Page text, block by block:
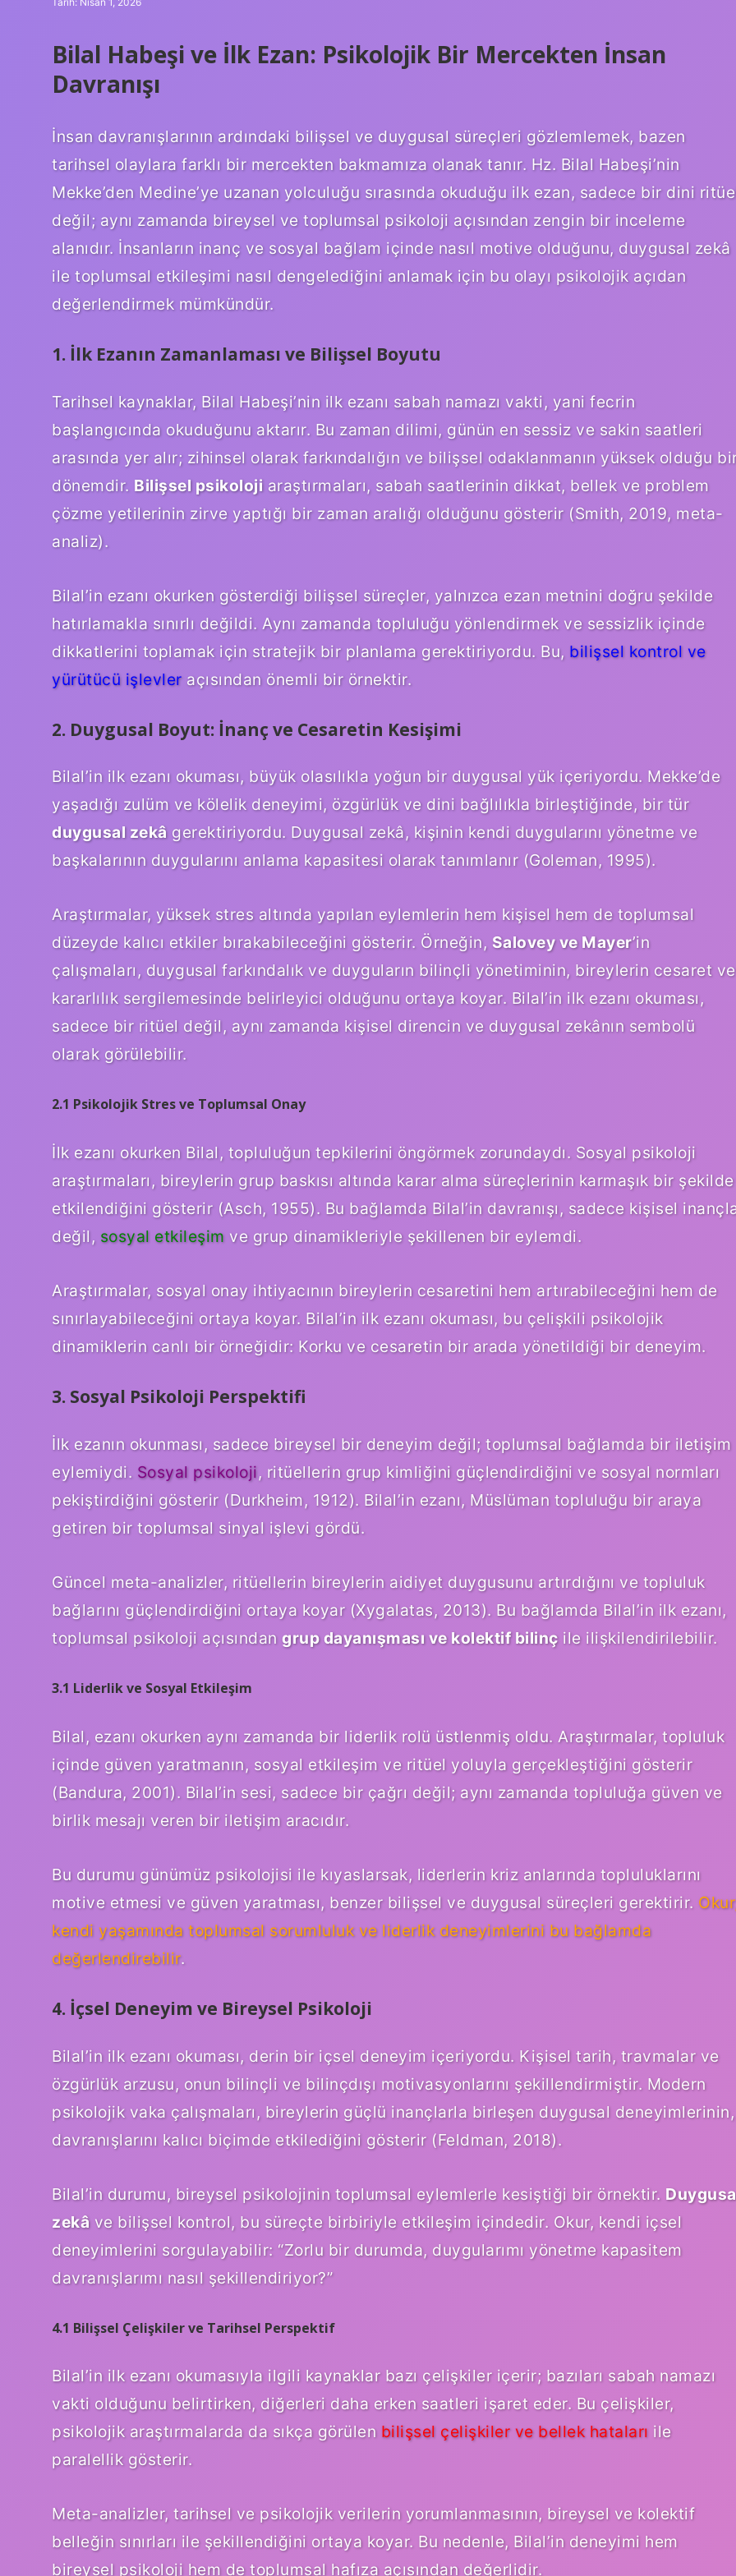
Bilal Habeşi ve İlk Ezan: Psikolojik Bir Mercekten İnsan
Davranışı
İnsan davranışlarının ardındaki bilişsel ve duygusal süreçleri gözlemlemek, bazen
tarihsel olaylara farklı bir mercekten bakmamıza olanak tanır. Hz. Bilal Habeşi’nin
Mekke’den Medine’ye uzanan yolculuğu sırasında okuduğu ilk ezan, sadece bir dini
değil; aynı zamanda bireysel ve toplumsal psikoloji açısından zengin bir inceleme
alanıdır. İnsanların inanç ve sosyal bağlam içinde nasıl motive olduğunu, duygusal zekâ
ile toplumsal etkileşimi nasıl dengelediğini anlamak için bu olayı psikolojik açıdan
değerlendirmek mümkündür.
1. İlk Ezanın Zamanlaması ve Bilişsel Boyutu
Tarihsel kaynaklar, Bilal Habeşi’nin ilk ezanı sabah namazı vakti, yani fecrin
başlangıcında okuduğunu aktarır. Bu zaman dilimi, günün en sessiz ve sakin saatleri
arasında yer alır; zihinsel olarak farkındalığın ve bilişsel odaklanmanın yüksek olduğu
dönemdir. Bilişsel psikolojiaraştırmaları, sabah saatlerinin dikkat, bellek ve problem
çözme yetilerinin zirve yaptığı bir zaman aralığı olduğunu gösterir (Smith, 2019, meta-
analiz).
Bilal’in ezanı okurken gösterdiği bilişsel süreçler, yalnızca ezan metnini doğru şekilde
hatırlamakla sınırlı değildi. Aynı zamanda topluluğu yönlendirmek ve sessizlik içinde
dikkatlerini toplamak için stratejik bir planlama gerektiriyordu. Bu, bilişsel kontrol ve
yürütücü işlevler açısından önemli bir örnektir.
2. Duygusal Boyut: İnanç ve Cesaretin Kesişimi
Bilal’in ilk ezanı okuması, büyük olasılıkla yoğun bir duygusal yük içeriyordu. Mekke’de
yaşadığı zulüm ve kölelik deneyimi, özgürlük ve dini bağlılıkla birleştiğinde, bir tür
duygusal zekâgerektiriyordu. Duygusal zekâ, kişinin kendi duygularını yönetme ve
başkalarının duygularını anlama kapasitesi olarak tanımlanır (Goleman, 1995).
Araştırmalar, yüksek stres altında yapılan eylemlerin hem kişisel hem de toplumsal
düzeyde kalıcı etkiler bırakabileceğini gösterir. Örneğin, Salovey ve Mayer’in
çalışmaları, duygusal farkındalık ve duyguların bilinçli yönetiminin, bireylerin cesaret ve
kararlılık sergilemesinde belirleyici olduğunu ortaya koyar. Bilal’in ilk ezanı okuması,
sadece bir ritüel değil, aynı zamanda kişisel direncin ve duygusal zekânın sembolü
olarak görülebilir.
2.1 Psikolojik Stres ve Toplumsal Onay
İlk ezanı okurken Bilal, topluluğun tepkilerini öngörmek zorundaydı. Sosyal psikoloji
araştırmaları, bireylerin grup baskısı altında karar alma süreçlerinin karmaşık bir şekilde
etkilendiğini gösterir (Asch, 1955). Bu bağlamda Bilal’in davranışı, sadece kişisel
değil, sosyal etkileşim ve grup dinamikleriyle şekillenen bir eylemdi.
Araştırmalar, sosyal onay ihtiyacının bireylerin cesaretini hem artırabileceğini hem de
sınırlayabileceğini ortaya koyar. Bilal’in ilk ezanı okuması, bu çelişkili psikolojik
dinamiklerin canlı bir örneğidir: Korku ve cesaretin bir arada yönetildiği bir deneyim.
3. Sosyal Psikoloji Perspektifi
İlk ezanın okunması, sadece bireysel bir deneyim değil; toplumsal bağlamda bir iletişim
eylemiydi. Sosyal psikoloji, ritüellerin grup kimliğini güçlendirdiğini ve sosyal normları
pekiştirdiğini gösterir (Durkheim, 1912). Bilal’in ezanı, Müslüman topluluğu bir araya
getiren bir toplumsal sinyal işlevi gördü.
Güncel meta-analizler, ritüellerin bireylerin aidiyet duygusunu artırdığını ve topluluk
bağlarını güçlendirdiğini ortaya koyar (Xygalatas, 2013). Bu bağlamda Bilal’in ilk ezanı,
toplumsal psikoloji açısından grup dayanışması ve kolektif bilinçile ilişkilendirilebilir.
3.1 Liderlik ve Sosyal Etkileşim
Bilal, ezanı okurken aynı zamanda bir liderlik rolü üstlenmiş oldu. Araştırmalar, topluluk
içinde güven yaratmanın, sosyal etkileşim ve ritüel yoluyla gerçekleştiğini gösterir
(Bandura, 2001). Bilal’in sesi, sadece bir çağrı değil; aynı zamanda topluluğa güven ve
birlik mesajı veren bir iletişim aracıdır.
Bu durumu günümüz psikolojisi ile kıyaslarsak, liderlerin kriz anlarında topluluklarını
motive etmesi ve güven yaratması, benzer bilişsel ve duygusal süreçleri gerektirir.
kendi yaşamında toplumsal sorumluluk ve liderlik deneyimlerini bu bağlamda
değerlendirebilir.
4. İçsel Deneyim ve Bireysel Psikoloji
Bilal’in ilk ezanı okuması, derin bir içsel deneyim içeriyordu. Kişisel tarih, travmalar ve
özgürlük arzusu, onun bilinçli ve bilinçdışı motivasyonlarını şekillendirmiştir. Modern
psikolojik vaka çalışmaları, bireylerin güçlü inançlarla birleşen duygusal deneyimlerinin,
davranışlarını kalıcı biçimde etkilediğini gösterir (Feldman, 2018).
Bilal’in durumu, bireysel psikolojinin toplumsal eylemlerle kesiştiği bir örnektir.
zekâve bilişsel kontrol, bu süreçte birbiriyle etkileşim içindedir. Okur, kendi içsel
deneyimlerini sorgulayabilir: “Zorlu bir durumda, duygularımı yönetme kapasitem
davranışlarımı nasıl şekillendiriyor?”
4.1 Bilişsel Çelişkiler ve Tarihsel Perspektif
Bilal’in ilk ezanı okumasıyla ilgili kaynaklar bazı çelişkiler içerir; bazıları sabah namazı
vakti olduğunu belirtirken, diğerleri daha erken saatleri işaret eder. Bu çelişkiler,
psikolojik araştırmalarda da sıkça görülen bilişsel çelişkiler ve bellek hataları ile
paralellik gösterir.
Meta-analizler, tarihsel ve psikolojik verilerin yorumlanmasının, bireysel ve kolektif
belleğin sınırları ile şekillendiğini ortaya koyar. Bu nedenle, Bilal’in deneyimi hem
bireysel psikoloji hem de toplumsal hafıza açısından değerlidir.